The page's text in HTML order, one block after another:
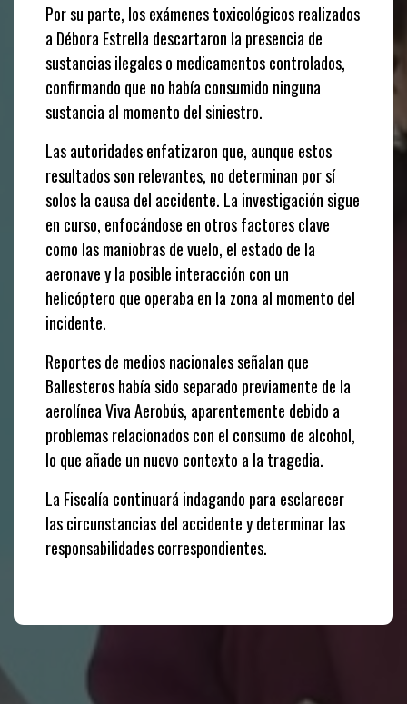
Por su parte, los exámenes toxicológicos realizados
a Débora Estrella descartaron la presencia de
sustancias ilegales o medicamentos controlados,
confirmando que no había consumido ninguna
sustancia al momento del siniestro.
Las autoridades enfatizaron que, aunque estos
resultados son relevantes, no determinan por sí
solos la causa del accidente. La investigación sigue
en curso, enfocándose en otros factores clave
como las maniobras de vuelo, el estado de la
aeronave y la posible interacción con un
helicóptero que operaba en la zona al momento del
incidente.
Reportes de medios nacionales señalan que
Ballesteros había sido separado previamente de la
aerolínea Viva Aerobús, aparentemente debido a
problemas relacionados con el consumo de alcohol,
lo que añade un nuevo contexto a la tragedia.
La Fiscalía continuará indagando para esclarecer
las circunstancias del accidente y determinar las
responsabilidades correspondientes.